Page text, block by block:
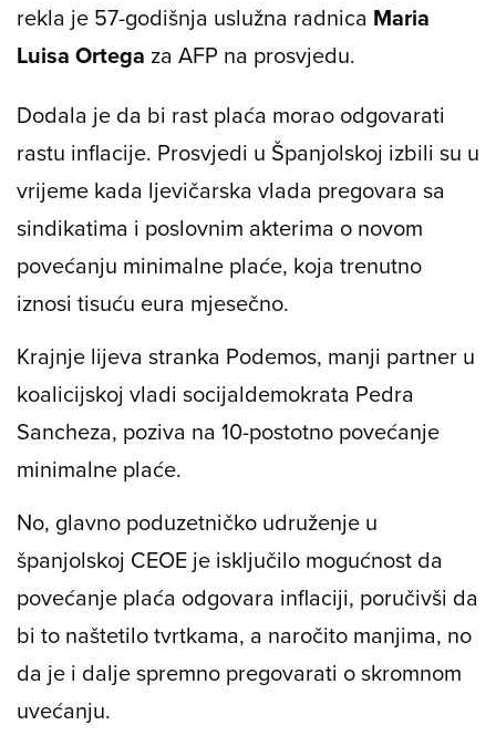
rekla je 57-godišnja uslužna radnica Maria
Luisa Ortega za AFP na prosvjedu.
Dodala je da bi rast plaća morao odgovarati
rastu inflacije. Prosvjedi u Španjolskoj izbili su u
vrijeme kada ljevičarska vlada pregovara sa
sindikatima i poslovnim akterima o novom
povećanju minimalne plaće, koja trenutno
iznosi tisuću eura mjesečno.
Krajnje lijeva stranka Podemos, manji partner u
koalicijskoj vladi socijaldemokrata Pedra
Sancheza, poziva na 10-postotno povećanje
minimalne plaće.
No, glavno poduzetničko udruženje u
španjolskoj CEOE je isključilo mogućnost da
povećanje plaća odgovara inflaciji, poručivši da
bi to naštetilo tvrtkama, a naročito manjima, no
da je i dalje spremno pregovarati o skromnom
uvećanju.